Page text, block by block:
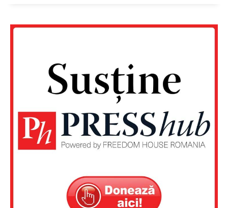
FREEDOM HOUSE ROMÂNIA
PRESShub
Despre noi / Echipa